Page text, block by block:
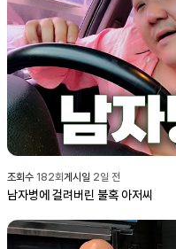
조회수 182회게시일 2일 전
남자병에 걸려버린 불혹 아저씨